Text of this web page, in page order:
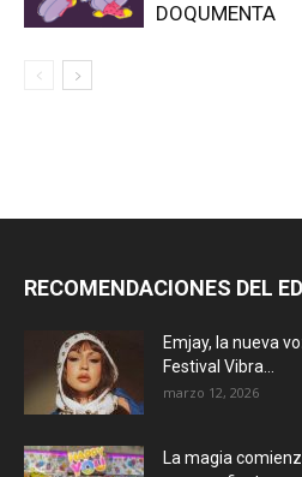
DOQUMENTA
RECOMENDACIONES DEL
Emjay, la nueva
Festival Vibra...
marzo 12, 2026
La magia